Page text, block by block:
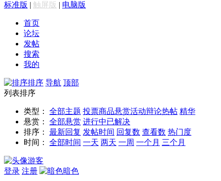
标准版 | 触屏版 | 电脑版
首页
论坛
发帖
搜索
我的
排序 导航 顶部
列表排序
类型： 全部主题 投票商品悬赏活动辩论热帖 精华
悬赏：
全部悬赏 进行中已解决
排序：
最新回复 发帖时间 回复数 查看数 热门度
时间：
全部时间 一天 两天 一周 一个月 三个月
游客
登录 注册 暗色